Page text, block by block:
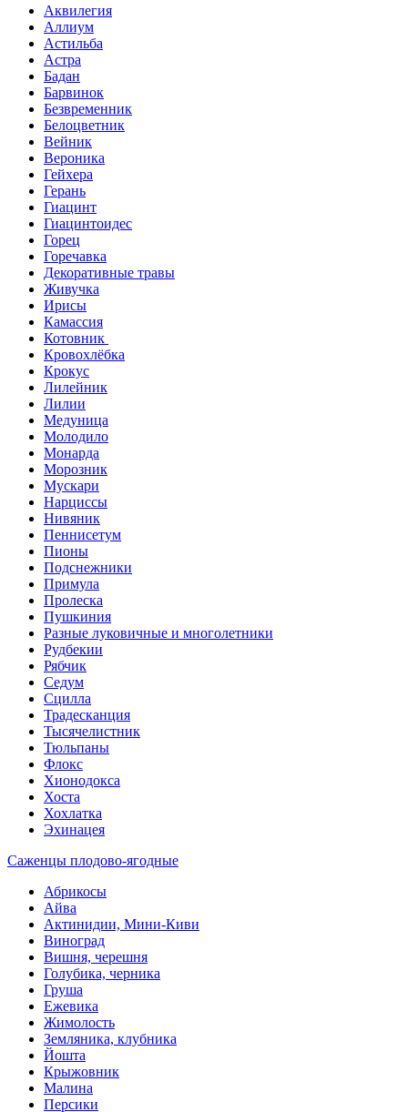
Аквилегия
Аллиум
Астильба
Астра
Бадан
Барвинок
Безвременник
Белоцветник
Вейник
Вероника
Гейхера
Герань
Гиацинт
Гиацинтоидес
Горец
Горечавка
Декоративные травы
Живучка
Ирисы
Камассия
Котовник
Кровохлёбка
Крокус
Лилейник
Лилии
Медуница
Молодило
Монарда
Морозник
Мускари
Нарциссы
Нивяник
Пеннисетум
Пионы
Подснежники
Примула
Пролеска
Пушкиния
Разные луковичные и многолетники
Рудбекии
Рябчик
Седум
Сцилла
Традесканция
Тысячелистник
Тюльпаны
Флокс
Хионодокса
Хоста
Хохлатка
Эхинацея
Саженцы плодово-ягодные
Абрикосы
Айва
Актинидии, Мини-Киви
Виноград
Вишня, черешня
Голубика, черника
Груша
Ежевика
Жимолость
Земляника, клубника
Йошта
Крыжовник
Малина
Персики